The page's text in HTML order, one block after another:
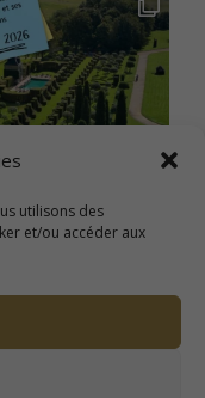
utilisons des
et/ou accéder aux